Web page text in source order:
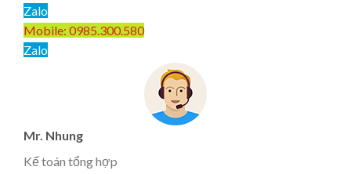
Zalo
Mobile: 0985.300.580
Zalo
Mr. Nhung
Kế toán tổng hợp